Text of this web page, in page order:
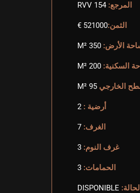
المرجع: RVV 154
الثمن:521000 €
الأرض: 350 M²
السكنية: 200 M²
الخارجي 95 M²
أرضية : 2
الغرف: 7
غرف النوم: 3
الحمامات: 3
الحالة: DISPONIBLE